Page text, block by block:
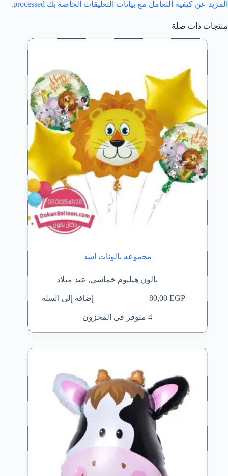
المزيد عن كيفية التعامل مع بيانات التعليقات الخاصة بك processed .
منتجات ذات صلة
مجموعه بالونات اسد
بالون هيليوم خماسي, عيد ميلاد
80,00EGP إضافة إلى السلة
4 متوفر في المخزون